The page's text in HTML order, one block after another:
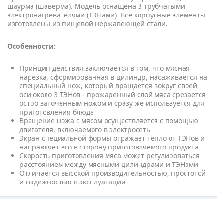
шаурма (шаверма). Модель оснащена 3 трубчатыми
электронагревателями (ТЭНами). Все корпусные элементы
изготовлены из пищевой нержавеющей стали.
Особенности:
Принцип действия заключается в том, что мясная
нарезка, сформированная в цилиндр, насаживается на
специальный нож, который вращается вокруг своей
оси около 3 ТЭНов - прожаренный слой мяса срезается
остро заточенным ножом и сразу же используется для
приготовления блюда
Вращение ножа с мясом осуществляется с помощью
двигателя, включаемого в электросеть
Экран специальной формы отражает тепло от ТЭНов и
направляет его в сторону приготовляемого продукта
Скорость приготовления мяса может регулироваться
расстоянием между мясными цилиндрами и ТЭНами
Отличается высокой производительностью, простотой
и надежностью в эксплуатации